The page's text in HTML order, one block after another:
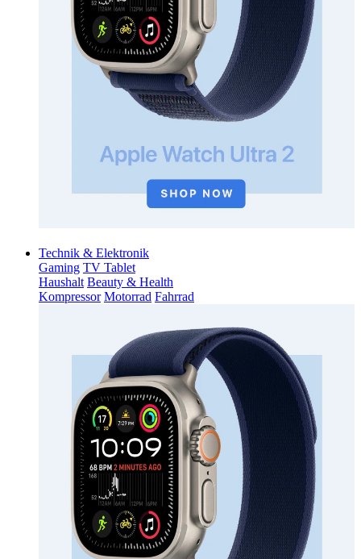
Technik & Elektronik
Gaming TV Tablet
Haushalt Beauty & Health
Kompressor Motorrad Fahrrad